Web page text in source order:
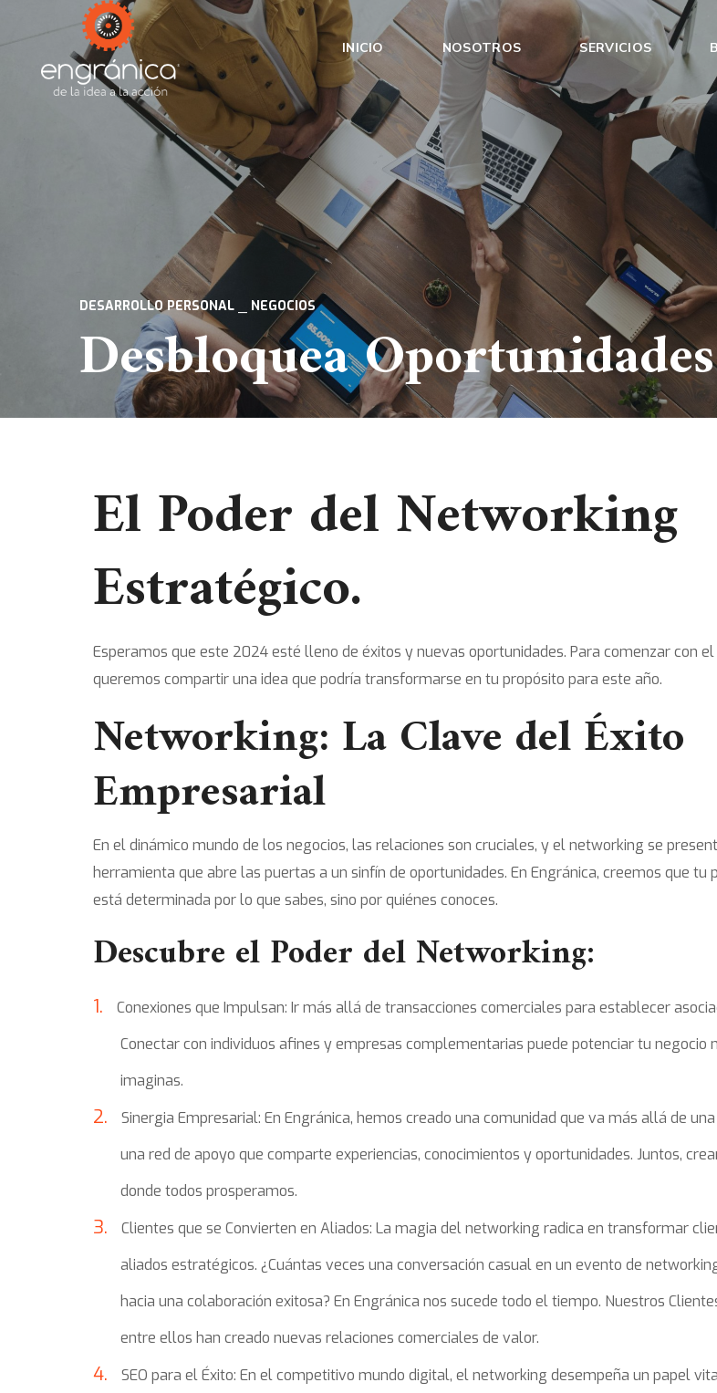
INICIO NOSOTROS SERVICIOS
DESARROLLO PERSONAL NEGOCIOS
Desbloquea
El Poder del Networking
Estratégico.
Esperamos que este 2024 esté lleno de éxitos y nuevas oportunidades. Para comenzar con el
queremos compartir una idea que podría transformarse en tu propósito para este año.
Networking: La Clave del Éxito
Empresarial
En el dinámico mundo de los negocios, las relaciones son cruciales, y el networking se
herramienta que abre las puertas a un sinfín de oportunidades. En Engránica, creemos que tu
está determinada por lo que sabes, sino por quiénes conoces.
Descubre el Poder del Networking:
Conexiones que Impulsan: Ir más allá de transacciones comerciales para establecer
Conectar con individuos afines y empresas complementarias puede potenciar tu negocio
imaginas.
Sinergia Empresarial: En Engránica, hemos creado una comunidad que va más allá de
una red de apoyo que comparte experiencias, conocimientos y oportunidades. Juntos,
donde todos prosperamos.
Clientes que se Convierten en Aliados: La magia del networking radica en transformar
aliados estratégicos. ¿Cuántas veces una conversación casual en un evento de
hacia una colaboración exitosa? En Engránica nos sucede todo el tiempo. Nuestros
entre ellos han creado nuevas relaciones comerciales de valor.
SEO para el Éxito: En el competitivo mundo digital, el networking desempeña un papel